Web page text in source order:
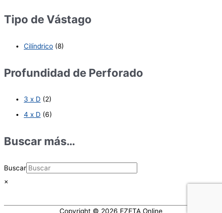
Tipo de Vástago
Cilíndrico (8)
Profundidad de Perforado
3 x D (2)
4 x D (6)
Buscar más…
Buscar
×
Copyright © 2026 EZETA Online